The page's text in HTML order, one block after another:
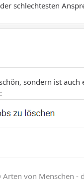
schlechtesten
sondern ist
Arten von Menschen -